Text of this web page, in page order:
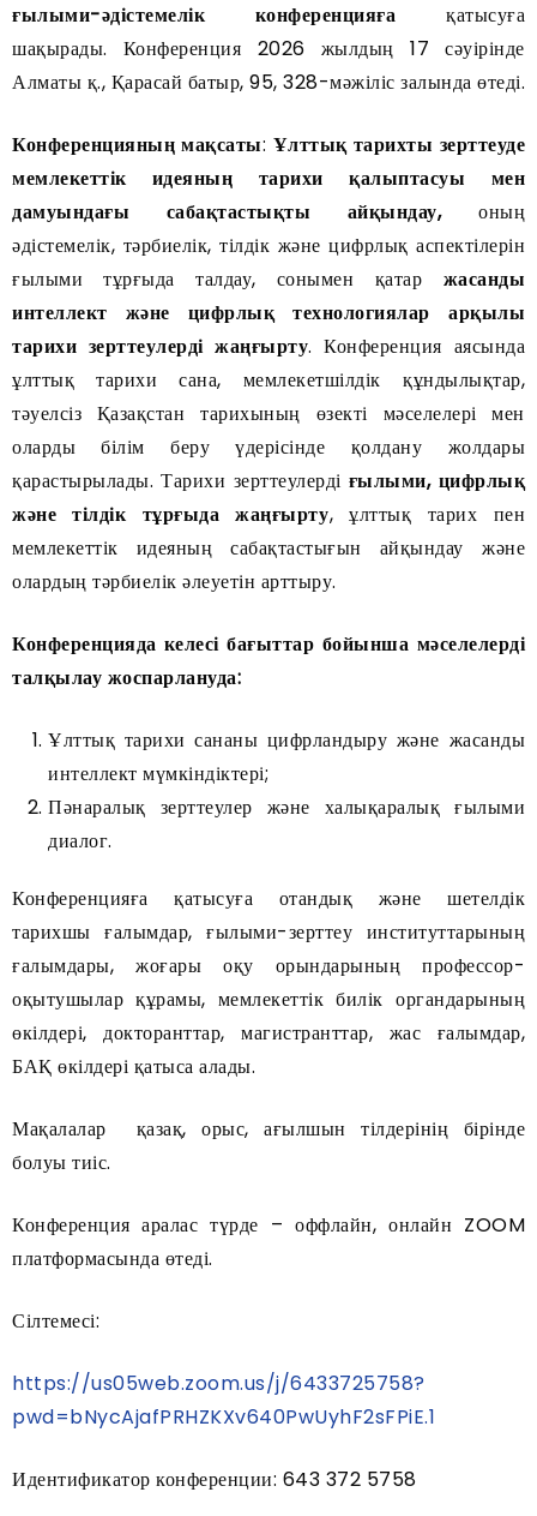
ғылыми-әдістемелік конференцияға қатысуға
шақырады. Конференция 2026 жылдың 17 сәуірінде
Алматы қ., Қарасай батыр, 95, 328-мәжіліс залында өтеді.
Конференцияның мақсаты: Ұлттық тарихты зерттеуде
мемлекеттік идеяның тарихи қалыптасуы мен
дамуындағы сабақтастықты айқындау,оның
әдістемелік, тәрбиелік, тілдік және цифрлық аспектілерін
ғылыми тұрғыда талдау, сонымен қатар жасанды
интеллект және цифрлық технологиялар арқылы
тарихи зерттеулерді жаңғырту. Конференция аясында
ұлттық тарихи сана, мемлекетшілдік құндылықтар,
тәуелсіз Қазақстан тарихының өзекті мәселелері мен
оларды білім беру үдерісінде қолдану жолдары
қарастырылады. Тарихи зерттеулерді ғылыми, цифрлық
және тілдік тұрғыда жаңғырту, ұлттық тарих пен
мемлекеттік идеяның сабақтастығын айқындау және
олардың тәрбиелік әлеуетін арттыру.
Конференцияда келесі бағыттар бойынша мәселелерді
талқылау жоспарлануда:
Ұлттық тарихи сананы цифрландыру және жасанды
интеллект мүмкіндіктері;
Пәнаралық зерттеулер және халықаралық ғылыми
диалог.
Конференцияға қатысуға отандық және шетелдік
тарихшы ғалымдар, ғылыми-зерттеу институттарының
ғалымдары, жоғары оқу орындарының профессор-
оқытушылар құрамы, мемлекеттік билік органдарының
өкілдері, докторанттар, магистранттар, жас ғалымдар,
БАҚ өкілдері қатыса алады.
Мақалалар қазақ, орыс, ағылшын тілдерінің бірінде
болуы тиіс.
Конференция аралас түрде – оффлайн, онлайн ZOOM
платформасында өтеді.
Сілтемесі:
https://us05web.zoom.us/j/6433725758?
pwd=bNycAjafPRHZKXv640PwUyhF2sFPiE.1
Идентификатор конференции: 643 372 5758